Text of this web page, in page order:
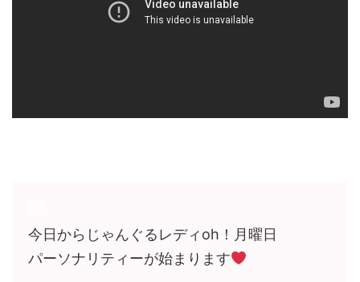
今日からじゃんぐるレディoh！月曜日
パーソナリティーが始まります